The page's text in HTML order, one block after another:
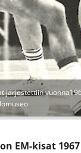
järjestettiin
EM-kisat